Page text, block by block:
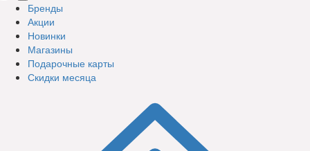
Бренды
Акции
Новинки
Магазины
Подарочные карты
Скидки месяца